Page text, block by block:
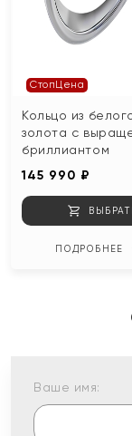
СтопЦена
Кольцо из
золота с
бриллиантом
145 990 ₽
ПОДРОБНЕЕ
Ваше имя: